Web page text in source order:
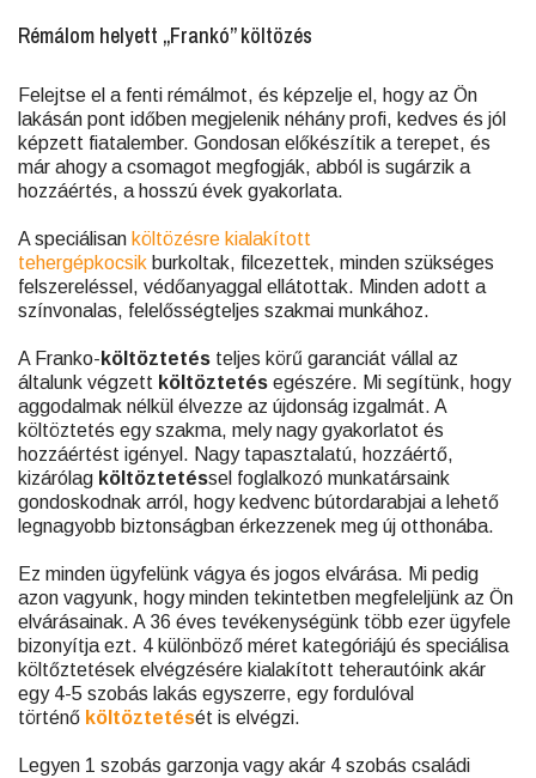
Rémálom helyett „Frankó” költözés
Felejtse el a fenti rémálmot, és képzelje el, hogy az Ön
lakásán pont időben megjelenik néhány profi, kedves és jól
képzett fiatalember. Gondosan előkészítik a terepet, és
már ahogy a csomagot megfogják, abból is sugárzik a
hozzáértés, a hosszú évek gyakorlata.
A speciálisan költözésre kialakított
tehergépkocsik burkoltak, filcezettek, minden szükséges
felszereléssel, védőanyaggal ellátottak. Minden adott a
színvonalas, felelősségteljes szakmai munkához.
A Franko- költöztetés teljes körű garanciát vállal az
általunk végzett költöztetés egészére. Mi segítünk, hogy
aggodalmak nélkül élvezze az újdonság izgalmát. A
költöztetés egy szakma, mely nagy gyakorlatot és
hozzáértést igényel. Nagy tapasztalatú, hozzáértő,
kizárólag költöztetéssel foglalkozó munkatársaink
gondoskodnak arról, hogy kedvenc bútordarabjai a lehető
legnagyobb biztonságban érkezzenek meg új otthonába.
Ez minden ügyfelünk vágya és jogos elvárása. Mi pedig
azon vagyunk, hogy minden tekintetben megfeleljünk az Ön
elvárásainak. A 36 éves tevékenységünk több ezer ügyfele
bizonyítja ezt. 4 különböző méret kategóriájú és speciálisa
költőztetések elvégzésére kialakított teherautóink akár
egy 4-5 szobás lakás egyszerre, egy fordulóval
történő költöztetését is elvégzi.
Legyen 1 szobás garzonja vagy akár 4 szobás családi